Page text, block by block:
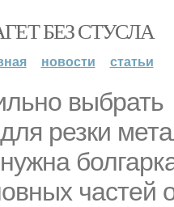
БЕЗ СТУСЛА
новости статьи
выбрать
резки
частей